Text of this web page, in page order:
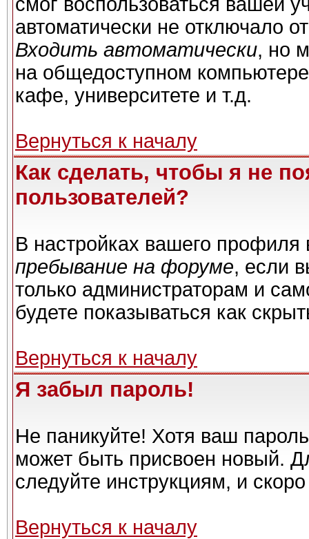
автоматически не отключало
Входить автоматически, но
на общедоступном
кафе, университете и т.д.
Вернуться к началу
Как сделать, чтобы я не
пользователей?
В настройках вашего
пребывание на форуме, если
только администраторам и
будете показываться как
Вернуться к началу
Я забыл пароль!
Не паникуйте! Хотя ваш
может быть присвоен новый.
следуйте инструкциям, и
Вернуться к началу